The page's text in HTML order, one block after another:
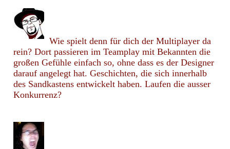
Wie spielt denn für dich der Multiplayer da
rein? Dort passieren im Teamplay mit Bekannten die
großen Gefühle einfach so, ohne dass es der Designer
darauf angelegt hat. Geschichten, die sich innerhalb
des Sandkastens entwickelt haben. Laufen die ausser
Konkurrenz?